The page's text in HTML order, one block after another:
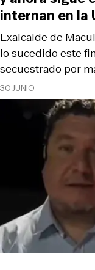
30 JUNIO
Exalcalde de
lo sucedido este
secuestrado por
internan en la